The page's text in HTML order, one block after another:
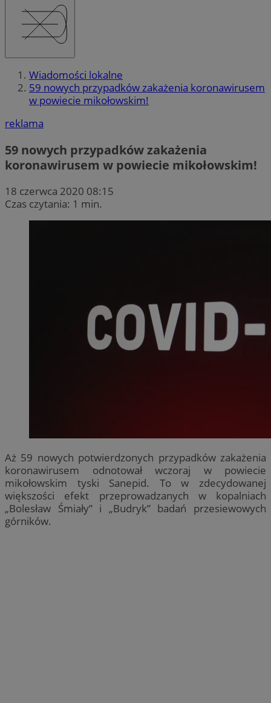
Wiadomości lokalne
59 nowych przypadków zakażenia koronawirusem
w powiecie mikołowskim!
reklama
59 nowych przypadków zakażenia
koronawirusem w powiecie mikołowskim!
18 czerwca 2020 08:15
Czas czytania: 1 min.
Aż 59 nowych potwierdzonych przypadków zakażenia
koronawirusem odnotował wczoraj w powiecie
mikołowskim tyski Sanepid. To w zdecydowanej
większości efekt przeprowadzanych w kopalniach
„Bolesław Śmiały” i „Budryk” badań przesiewowych
górników.